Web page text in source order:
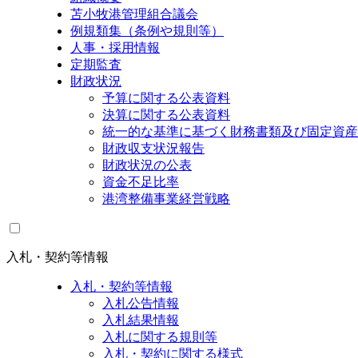
苫小牧港管理組合議会
例規類集（条例や規則等）
人事・採用情報
定期監査
財政状況
予算に関する公表資料
決算に関する公表資料
統一的な基準に基づく財務書類及び固定資
財政収支状況報告
財政状況の公表
資金不足比率
港湾整備事業経営戦略
入札・契約等情報
入札・契約等情報
入札公告情報
入札結果情報
入札に関する規則等
入札・契約に関する様式